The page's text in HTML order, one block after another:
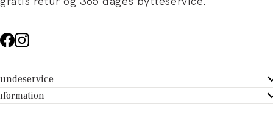
- Hjælpecenter
Tøjeksperten